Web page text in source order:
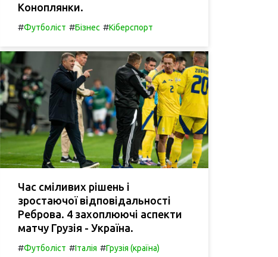
Коноплянки.
#Футболіст #Бізнес #Кіберспорт
Час сміливих рішень і
зростаючої відповідальності
Реброва. 4 захоплюючі аспекти
матчу Грузія - Україна.
#Футболіст #Італія #Грузія (країна)